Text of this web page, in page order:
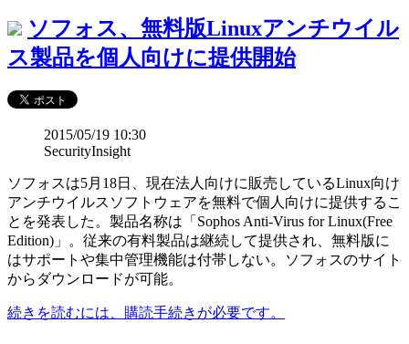
ソフォス、無料版Linuxアンチウイル
ス製品を個人向けに提供開始
2015/05/19 10:30
SecurityInsight
ソフォスは5月18日、現在法人向けに販売しているLinux向け
アンチウイルスソフトウェアを無料で個人向けに提供するこ
とを発表した。製品名称は「Sophos Anti-Virus for Linux(Free
Edition)」。従来の有料製品は継続して提供され、無料版に
はサポートや集中管理機能は付帯しない。ソフォスのサイト
からダウンロードが可能。
続きを読むには、購読手続きが必要です。